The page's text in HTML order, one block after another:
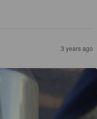
3 years ago